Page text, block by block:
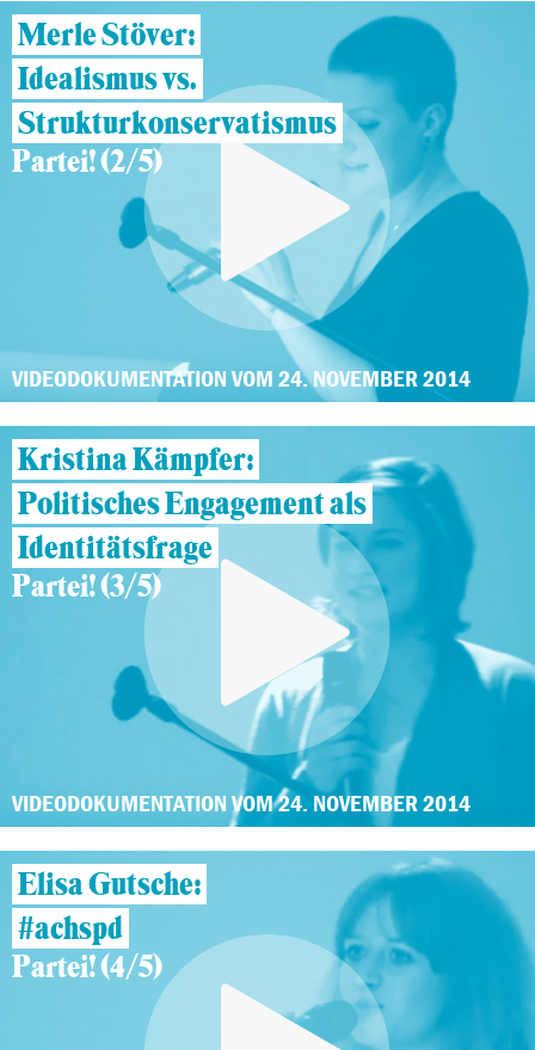
Merle Stöver:
Idealismus vs.
Strukturkonservatismus
Partei! (2/5)
VIDEODOKUMENTATION VOM 24. NOVEMBER 2014
Kristina Kämpfer:
Politisches Engagement als
Identitätsfrage
Partei! (3/5)
VIDEODOKUMENTATION VOM 24. NOVEMBER 2014
Elisa Gutsche:
#achspd
Partei! (4/5)